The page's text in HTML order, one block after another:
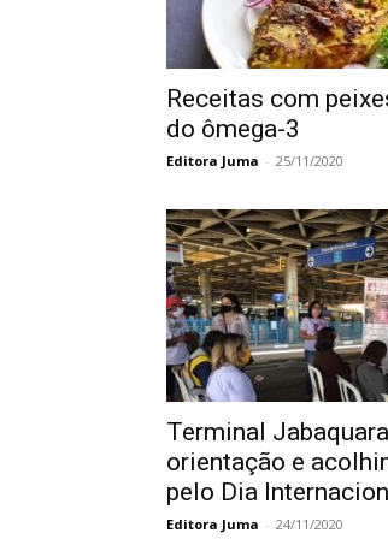
Receitas com
do ômega-3
Editora Juma - 25/11/2020
Terminal
orientação e
pelo Dia
Editora Juma - 24/11/2020